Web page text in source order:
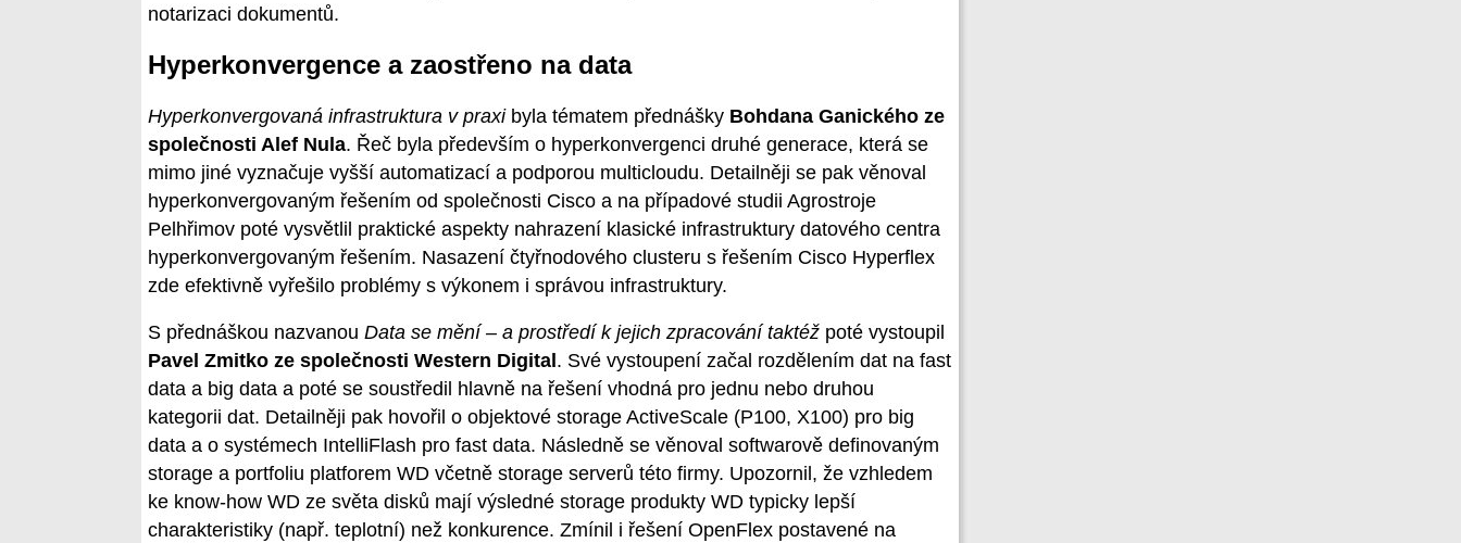
notarizaci dokumentů.
Hyperkonvergence a zaostřeno na data
Hyperkonvergovaná infrastruktura v praxi byla tématem přednášky Bohdana Ganického ze
společnosti Alef Nula. Řeč byla především o hyperkonvergenci druhé generace, která se
mimo jiné vyznačuje vyšší automatizací a podporou multicloudu. Detailněji se pak věnoval
hyperkonvergovaným řešením od společnosti Cisco a na případové studii Agrostroje
Pelhřimov poté vysvětlil praktické aspekty nahrazení klasické infrastruktury datového centra
hyperkonvergovaným řešením. Nasazení čtyřnodového clusteru s řešením Cisco Hyperflex
zde efektivně vyřešilo problémy s výkonem i správou infrastruktury.
S přednáškou nazvanou Data se mění – a prostředí k jejich zpracování taktéž poté vystoupil
Pavel Zmitko ze společnosti Western Digital . Své vystoupení začal rozdělením dat na fast
data a big data a poté se soustředil hlavně na řešení vhodná pro jednu nebo druhou
kategorii dat. Detailněji pak hovořil o objektové storage ActiveScale (P100, X100) pro big
data a o systémech IntelliFlash pro fast data. Následně se věnoval softwarově definovaným
storage a portfoliu platforem WD včetně storage serverů této firmy. Upozornil, že vzhledem
ke know-how WD ze světa disků mají výsledné storage produkty WD typicky lepší
charakteristiky (např. teplotní) než konkurence. Zmínil i řešení OpenFlex postavené na